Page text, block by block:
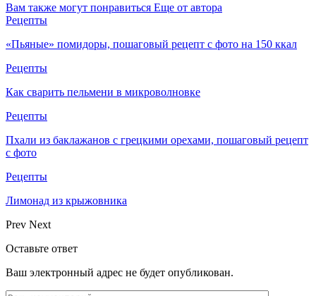
Вам также могут понравиться Еще от автора
Рецепты
«Пьяные» помидоры, пошаговый рецепт с фото на 150 ккал
Рецепты
Как сварить пельмени в микроволновке
Рецепты
Пхали из баклажанов с грецкими орехами, пошаговый рецепт
с фото
Рецепты
Лимонад из крыжовника
Prev Next
Оставьте ответ
Ваш электронный адрес не будет опубликован.